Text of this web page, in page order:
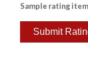
Sample rating item